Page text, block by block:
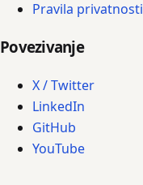
Pravila privatnosti
Povezivanje
X / Twitter
LinkedIn
GitHub
YouTube